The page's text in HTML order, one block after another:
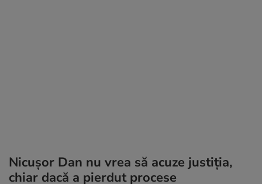
Nicușor Dan nu vrea să acuze justiția,
chiar dacă a pierdut procese